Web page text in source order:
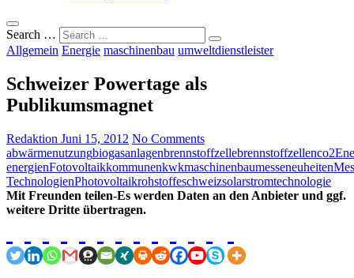
Search …
Allgemein Energie maschinenbau umweltdienstleister
Schweizer Powertage als
Publikumsmagnet
Redaktion Juni 15, 2012 No Comments
abwärmenutzungbiogasanlagenbrennstoffzellebrennstoffzellenco2
energienFotovoltaikkommunenkwkmaschinenbaumesseneuheiten
TechnologienPhotovoltaikrohstoffeschweizsolarstromtechnologie
Mit Freunden teilen-Es werden Daten an den Anbieter und ggf.
weitere Dritte übertragen.